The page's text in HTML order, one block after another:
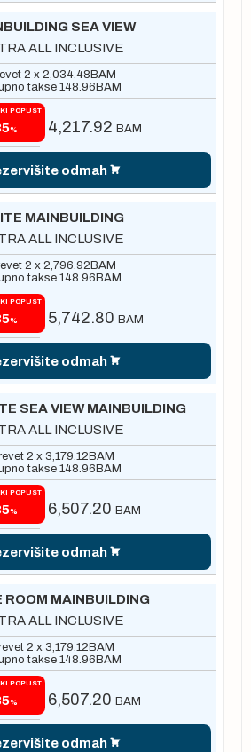
SEA VIEW
ALL INCLUSIVE
2 x 2,034.48 BAM
takse 148.96 BAM
POPUST
% 4,217.92 BAM
odmah
MAINBUILDING
ALL INCLUSIVE
2 x 2,796.92 BAM
takse 148.96 BAM
POPUST
% 5,742.80 BAM
odmah
SEA VIEW MAINBUILDING
ALL INCLUSIVE
2 x 3,179.12 BAM
takse 148.96 BAM
POPUST
% 6,507.20 BAM
odmah
ROOM MAINBUILDING
ALL INCLUSIVE
2 x 3,179.12 BAM
takse 148.96 BAM
POPUST
% 6,507.20 BAM
odmah